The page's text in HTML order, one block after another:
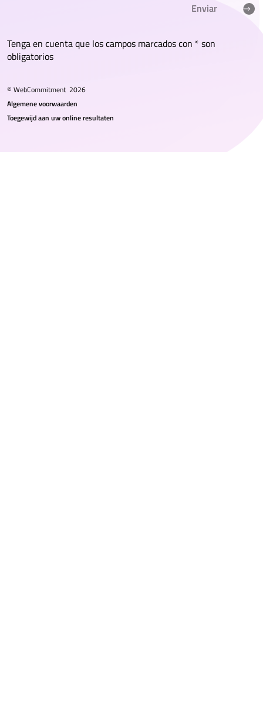
Enviar
Tenga en cuenta que los campos marcados con * son
obligatorios
© WebCommitment 2026
Algemene voorwaarden
Toegewijd aan uw online resultaten